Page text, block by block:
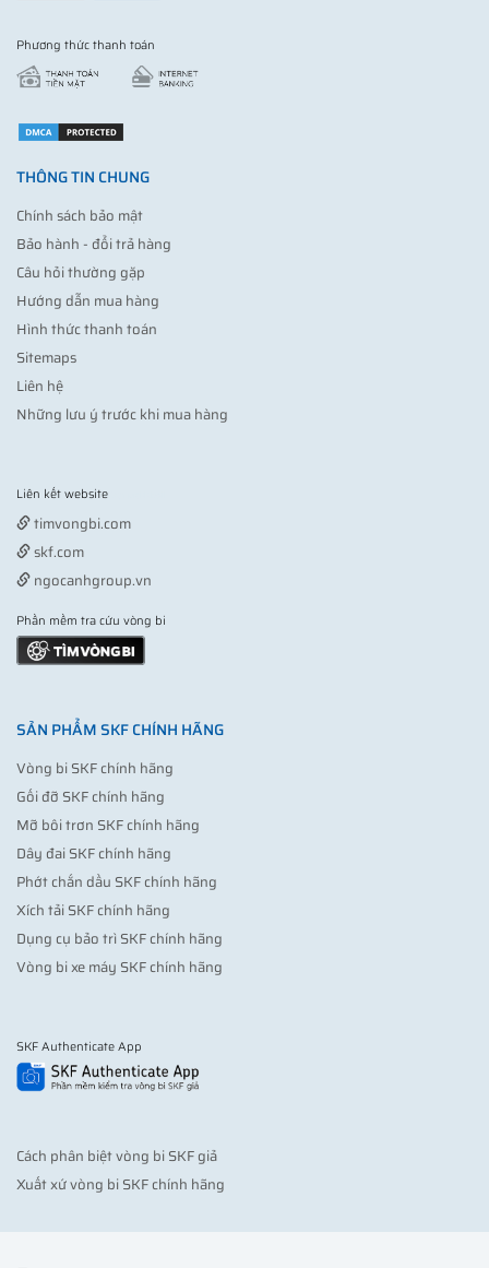
Phương thức thanh toán
THÔNG TIN CHUNG
Chính sách bảo mật
Bảo hành - đổi trả hàng
Câu hỏi thường gặp
Hướng dẫn mua hàng
Hình thức thanh toán
Sitemaps
Liên hệ
Những lưu ý trước khi mua hàng
Liên kết website
timvongbi.com
skf.com
ngocanhgroup.vn
Phần mềm tra cứu vòng bi
SẢN PHẨM SKF CHÍNH HÃNG
Vòng bi SKF chính hãng
Gối đỡ SKF chính hãng
Mỡ bôi trơn SKF chính hãng
Dây đai SKF chính hãng
Phớt chắn dầu SKF chính hãng
Xích tải SKF chính hãng
Dụng cụ bảo trì SKF chính hãng
Vòng bi xe máy SKF chính hãng
SKF Authenticate App
Cách phân biệt vòng bi SKF giả
Xuất xứ vòng bi SKF chính hãng